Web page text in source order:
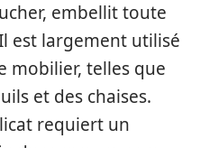
embellit toute
est largement utilisé
mobilier, telles que
et des chaises.
requiert un